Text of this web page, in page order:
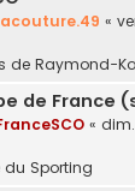
«
de Raymond-
de France
«
du Sporting